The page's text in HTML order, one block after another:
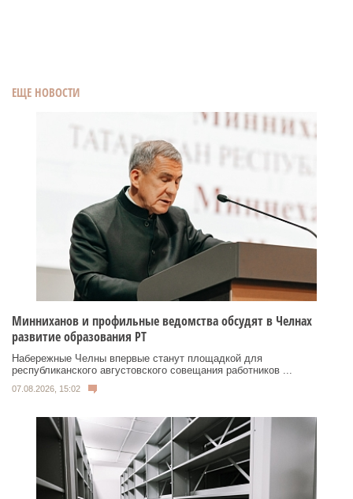
ЕЩЕ НОВОСТИ
Минниханов и профильные ведомства обсудят в Челнах
развитие образования РТ
Набережные Челны впервые станут площадкой для
республиканского августовского совещания работников ...
07.08.2026, 15:02